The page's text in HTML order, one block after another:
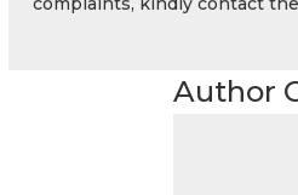
Author